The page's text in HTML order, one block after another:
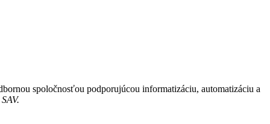
spoločnosťou podporujúcou informatizáciu, automatizáciu a